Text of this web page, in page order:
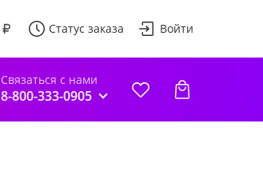
Статус заказа Войти
Связаться с нами
8-800-333-0905